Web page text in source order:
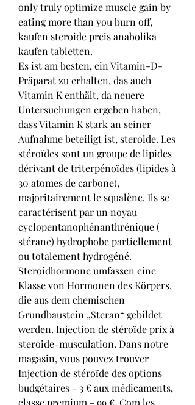
only truly optimize muscle gain by
eating more than you burn off,
kaufen steroide preis anabolika
kaufen tabletten.
Es ist am besten, ein Vitamin-D-
Präparat zu erhalten, das auch
Vitamin K enthält, da neuere
Untersuchungen ergeben haben,
dass Vitamin K stark an seiner
Aufnahme beteiligt ist, steroide. Les
stéroïdes sont un groupe de lipides
dérivant de triterpénoïdes (lipides à
30 atomes de carbone),
majoritairement le squalène. Ils se
caractérisent par un noyau
cyclopentanophénanthrénique (
stérane) hydrophobe partiellement
ou totalement hydrogéné.
Steroidhormone umfassen eine
Klasse von Hormonen des Körpers,
die aus dem chemischen
Grundbaustein „Steran“ gebildet
werden. Injection de stéroïde prix à
steroide-musculation. Dans notre
magasin, vous pouvez trouver
Injection de stéroïde des options
budgétaires - 3 € aux médicaments,
classe premium - 99 €. Com les